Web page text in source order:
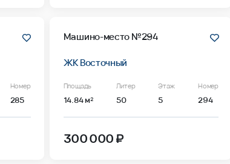
Номер
285
Машино-место №294
ЖК Восточный
Площадь
14.84 м²
Литер
50
Этаж
5
Номер
294
300 000 ₽